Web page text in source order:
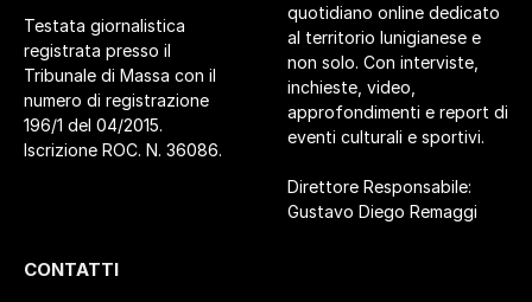
Testata giornalistica
registrata presso il
Tribunale di Massa con il
numero di registrazione
196/1 del 04/2015.
Iscrizione ROC. N. 36086.
quotidiano online dedicato
al territorio lunigianese e
non solo. Con interviste,
inchieste, video,
approfondimenti e report di
eventi culturali e sportivi.
Direttore Responsabile:
Gustavo Diego Remaggi
CONTATTI